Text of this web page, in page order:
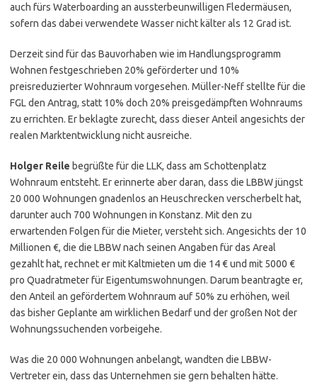
auch fürs Waterboarding an aussterbeunwilligen Fledermäusen,
sofern das dabei verwendete Wasser nicht kälter als 12 Grad ist.
Derzeit sind für das Bauvorhaben wie im Handlungsprogramm
Wohnen festgeschrieben 20% geförderter und 10%
preisreduzierter Wohnraum vorgesehen. Müller-Neff stellte für die
FGL den Antrag, statt 10% doch 20% preisgedämpften Wohnraums
zu errichten. Er beklagte zurecht, dass dieser Anteil angesichts der
realen Marktentwicklung nicht ausreiche.
Holger Reile begrüßte für die LLK, dass am Schottenplatz
Wohnraum entsteht. Er erinnerte aber daran, dass die LBBW jüngst
20 000 Wohnungen gnadenlos an Heuschrecken verscherbelt hat,
darunter auch 700 Wohnungen in Konstanz. Mit den zu
erwartenden Folgen für die Mieter, versteht sich. Angesichts der 10
Millionen €, die die LBBW nach seinen Angaben für das Areal
gezahlt hat, rechnet er mit Kaltmieten um die 14 € und mit 5000 €
pro Quadratmeter für Eigentumswohnungen. Darum beantragte er,
den Anteil an gefördertem Wohnraum auf 50% zu erhöhen, weil
das bisher Geplante am wirklichen Bedarf und der großen Not der
Wohnungssuchenden vorbeigehe.
Was die 20 000 Wohnungen anbelangt, wandten die LBBW-
Vertreter ein, dass das Unternehmen sie gern behalten hätte.